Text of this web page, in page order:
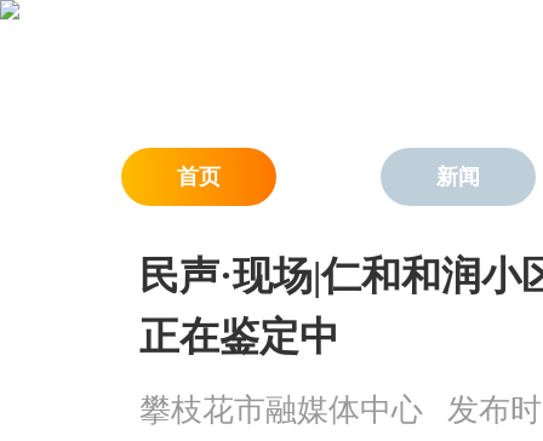
首页 新闻
民声·现场|仁和和润
正在鉴定中
攀枝花市融媒体中心 发布